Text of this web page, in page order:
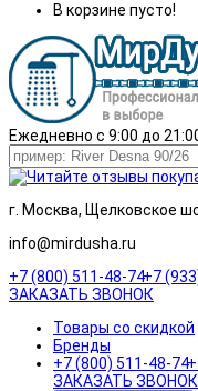
В корзине пусто!
Ежедневно с 9:00 до
г. Москва, Щелковское
info@mirdusha.ru
+7 (800) 511-48-74+7
ЗАКАЗАТЬ ЗВОНОК
Товары со скидкой
Бренды
+7 (800) 511-48-74
ЗАКАЗАТЬ ЗВОНОК